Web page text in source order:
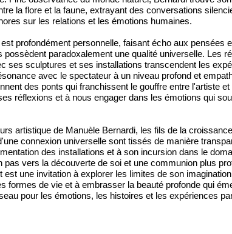
la flore et la faune, extrayant des conversations
sur les relations et les émotions humaines.
profondément personnelle, faisant écho aux pensées
possèdent paradoxalement une qualité universelle. Les
ses sculptures et ses installations transcendent les
avec le spectateur à un niveau profond et
des ponts qui franchissent le gouffre entre l'artiste et
réflexions et à nous engager dans les émotions qui
artistique de Manuèle Bernardi, les fils de la
connexion universelle sont tissés de manière
des installations et à son incursion dans le
pas vers la découverte de soi et une communion plus
est une invitation à explorer les limites de son
formes de vie et à embrasser la beauté profonde qui
pour les émotions, les histoires et les expériences